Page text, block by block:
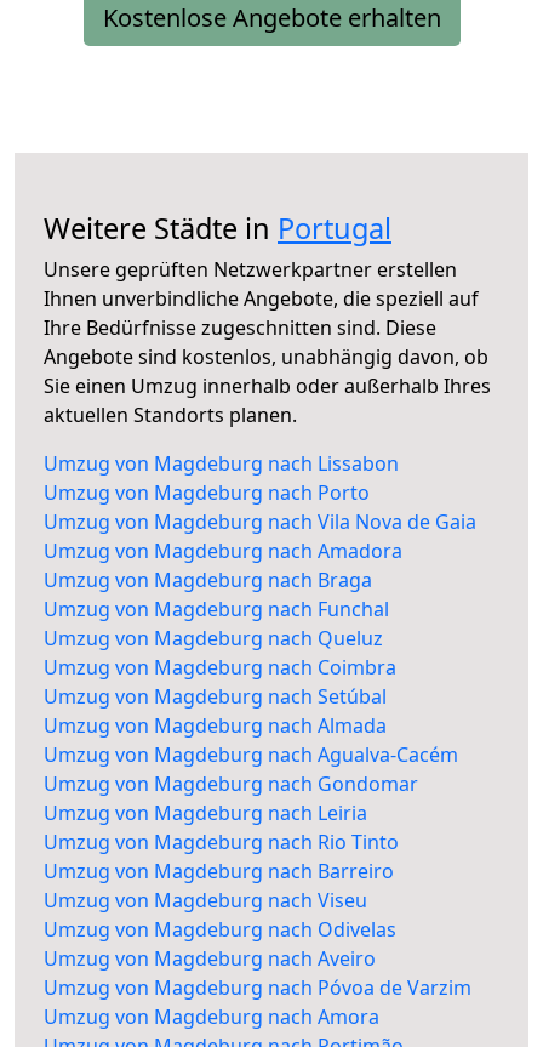
Kostenlose Angebote erhalten
Weitere Städte in Portugal
Unsere geprüften Netzwerkpartner erstellen
Ihnen unverbindliche Angebote, die speziell auf
Ihre Bedürfnisse zugeschnitten sind. Diese
Angebote sind kostenlos, unabhängig davon, ob
Sie einen Umzug innerhalb oder außerhalb Ihres
aktuellen Standorts planen.
Umzug von Magdeburg nach Lissabon
Umzug von Magdeburg nach Porto
Umzug von Magdeburg nach Vila Nova de Gaia
Umzug von Magdeburg nach Amadora
Umzug von Magdeburg nach Braga
Umzug von Magdeburg nach Funchal
Umzug von Magdeburg nach Queluz
Umzug von Magdeburg nach Coimbra
Umzug von Magdeburg nach Setúbal
Umzug von Magdeburg nach Almada
Umzug von Magdeburg nach Agualva-Cacém
Umzug von Magdeburg nach Gondomar
Umzug von Magdeburg nach Leiria
Umzug von Magdeburg nach Rio Tinto
Umzug von Magdeburg nach Barreiro
Umzug von Magdeburg nach Viseu
Umzug von Magdeburg nach Odivelas
Umzug von Magdeburg nach Aveiro
Umzug von Magdeburg nach Póvoa de Varzim
Umzug von Magdeburg nach Amora